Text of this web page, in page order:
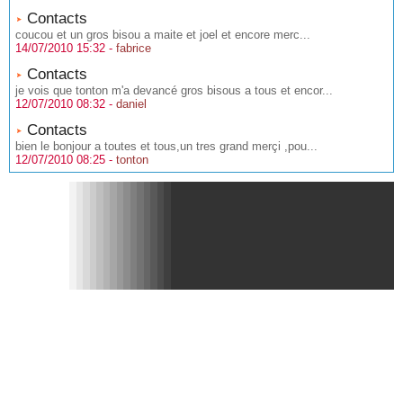
Contacts
coucou et un gros bisou a maite et joel et encore merc...
14/07/2010 15:32 - fabrice
Contacts
je vois que tonton m'a devancé gros bisous a tous et encor...
12/07/2010 08:32 - daniel
Contacts
bien le bonjour a toutes et tous,un tres grand merçi ,pou...
12/07/2010 08:25 - tonton